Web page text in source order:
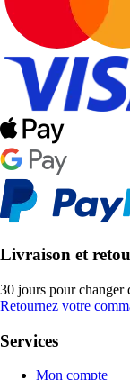
Livraison et
30 jours pour changer
Retournez votre
Services
Mon compte